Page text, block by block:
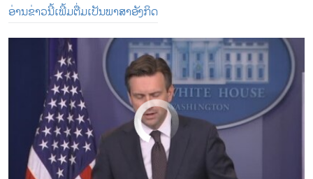
ອ່ານ​ຂ່າວ​ນີ້​ເພີ້​ມຕື່ມ​ເປັນ​ພາສາ​ອັງກິດ
No media source currently available